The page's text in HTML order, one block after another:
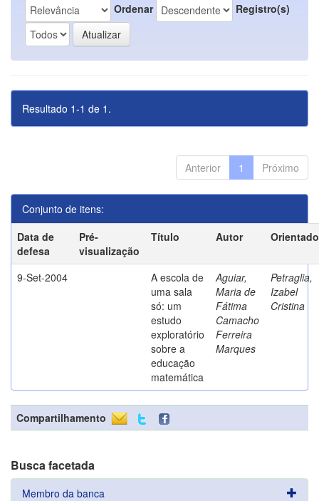
Ordenar Registro(s)
Resultado 1-1 de 1.
Anterior 1 Próximo
Conjunto de itens:
Data de
defesa
Pré-
visualização
Título Autor
9-Set-2004
A escola de
uma sala
só: um
estudo
exploratório
sobre a
educação
matemática
Aguiar,
Maria de
Fátima
Camacho
Ferreira
Marques
Petraglia,
Izabel
Cristina
Compartilhamento
Busca facetada
Membro da banca